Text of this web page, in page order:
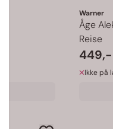
Warner
Åge
Reise
449,-
Ikke på